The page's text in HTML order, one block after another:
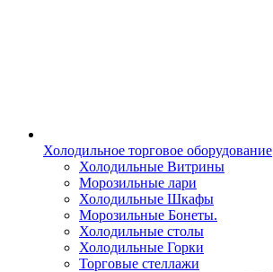
Холодильное торговое оборудование
Холодильные Витрины
Морозильные лари
Холодильные Шкафы
Морозильные Бонеты.
Холодильные столы
Холодильные Горки
Торговые стеллажи